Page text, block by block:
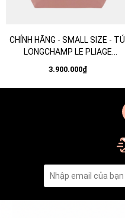
CHÍNH HÃNG - SMALL SIZE - TÚI
LONGCHAMP LE PLIAGE
- Túi xách màu hồng trà, hồng
nude sữa
3.900.000₫